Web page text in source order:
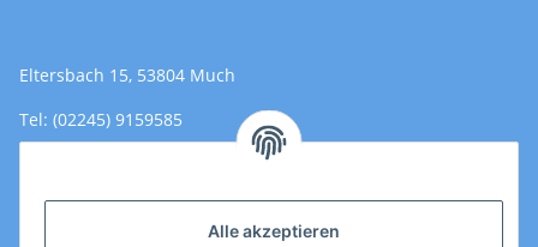
Alle akzeptieren
Eltersbach 15, 53804 Much
Tel: (02245) 9159585
Email: Kontakt@toromedical.de
Öffnungszeiten (Mo-Fr.) 8:00 - 17:00